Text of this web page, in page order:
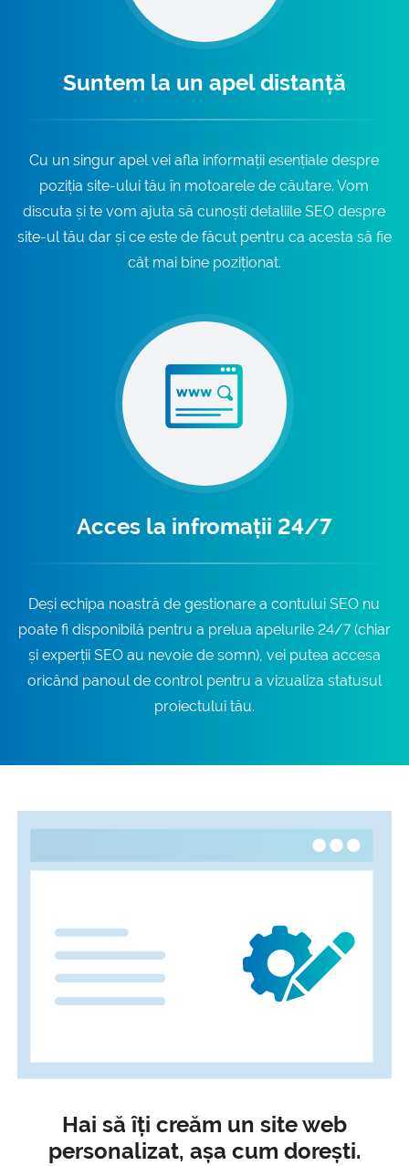
Suntem la un apel distanță
Cu un singur apel vei afla informații esențiale despre
poziția site-ului tău în motoarele de căutare. Vom
discuta și te vom ajuta să cunoști detaliile SEO despre
site-ul tău dar și ce este de făcut pentru ca acesta să fie
cât mai bine poziționat.
Acces la infromații 24/7
Deși echipa noastră de gestionare a contului SEO nu
poate fi disponibilă pentru a prelua apelurile 24/7 (chiar
și experții SEO au nevoie de somn), vei putea accesa
oricând panoul de control pentru a vizualiza statusul
proiectului tău.
Hai să îți creăm un site web
personalizat, așa cum dorești.